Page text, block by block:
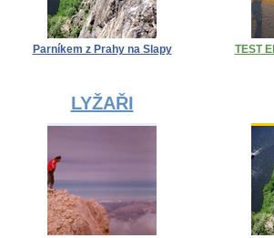
Parníkem z Prahy na Slapy TEST
LYŽAŘI